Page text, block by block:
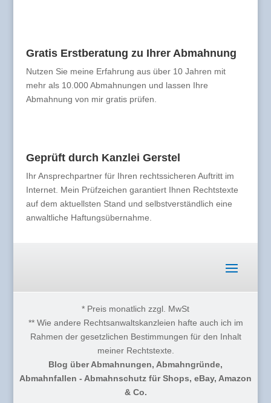
Gratis Erstberatung zu Ihrer Abmahnung
Nutzen Sie meine Erfahrung aus über 10 Jahren mit
mehr als 10.000 Abmahnungen und lassen Ihre
Abmahnung von mir gratis prüfen.
Geprüft durch Kanzlei Gerstel
Ihr Ansprechpartner für Ihren rechtssicheren Auftritt im
Internet. Mein Prüfzeichen garantiert Ihnen Rechtstexte
auf dem aktuellsten Stand und selbstverständlich eine
anwaltliche Haftungsübernahme.
* Preis monatlich zzgl. MwSt
** Wie andere Rechtsanwaltskanzleien hafte auch ich im
Rahmen der gesetzlichen Bestimmungen für den Inhalt
meiner Rechtstexte.
Blog über Abmahnungen, Abmahngründe,
Abmahnfallen - Abmahnschutz für Shops, eBay, Amazon
& Co.